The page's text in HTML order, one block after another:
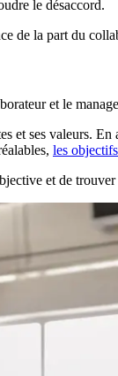
le désaccord.
de la part du
et le
et ses valeurs.
les
et de